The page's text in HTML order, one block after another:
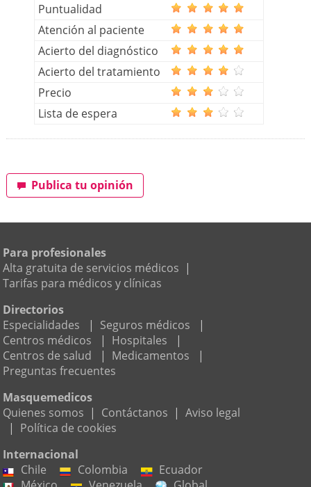
Puntualidad
Atención al paciente
Acierto del diagnóstico
Acierto del tratamiento
Precio
Lista de espera
Publica tu opinión
Para profesionales
Alta gratuita de servicios médicos |
Tarifas para médicos y clínicas
Directorios
Especialidades
| Seguros médicos
|
Centros médicos
| Hospitales
|
Centros de salud
| Medicamentos
|
Preguntas frecuentes
Masquemedicos
Quienes somos | Contáctanos | Aviso legal
| Política de cookies
Internacional
Chile
Colombia
Ecuador